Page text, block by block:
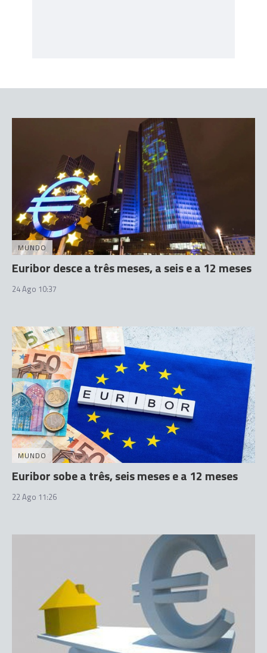
MUNDO
Euribor desce a três meses, a seis e a 12 meses
24 Ago 10:37
MUNDO
Euribor sobe a três, seis meses e a 12 meses
22 Ago 11:26